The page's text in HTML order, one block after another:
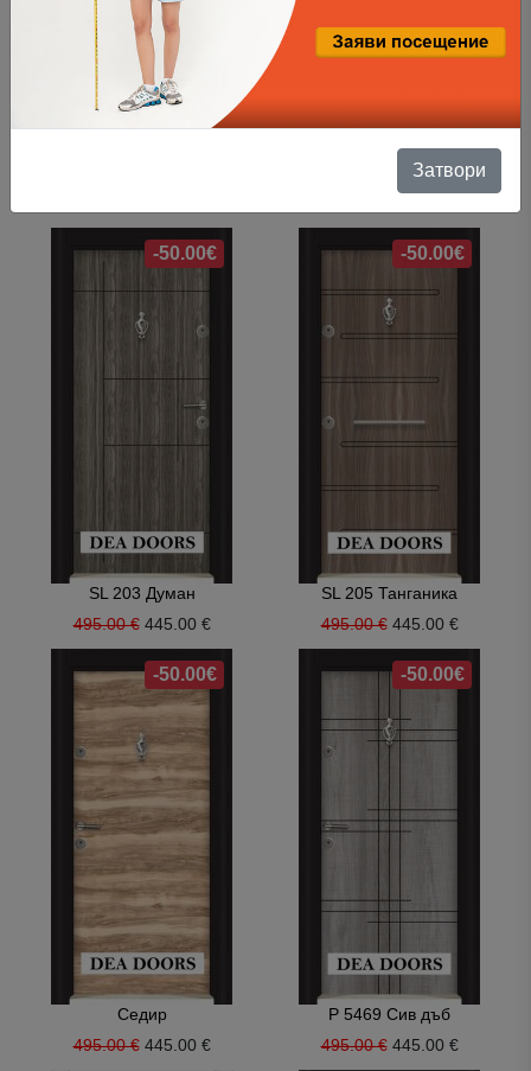
SL 102 Бяла перла
-50.00€
SL 203 Думан
495.00 € 445.00 €
-50.00€
SL 205 Танганика
495.00 € 445.00 €
-50.00€
Седир
495.00 € 445.00 €
-50.00€
P 5469 Сив дъб
495.00 € 445.00 €
Затвори